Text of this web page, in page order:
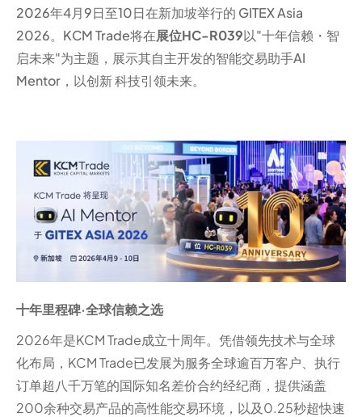
2026年4月9日至10日在新加坡举行的 GITEX Asia
2026。KCM Trade将在展位HC-R039以"十年信赖・智
启未来"为主题，展示其自主开发的智能交易助手AI
Mentor，以创新 科技引领未来。
十年里程碑·全球信赖之选
2026年是KCM Trade成立十周年。凭借领先技术与全球
化布局，KCM Trade已发展为服务全球逾百万客户、执行
订单超八千万笔的国际知名差价合约经纪商，提供涵盖
200余种交易产品的高性能交易环境，以及0.25秒超快速